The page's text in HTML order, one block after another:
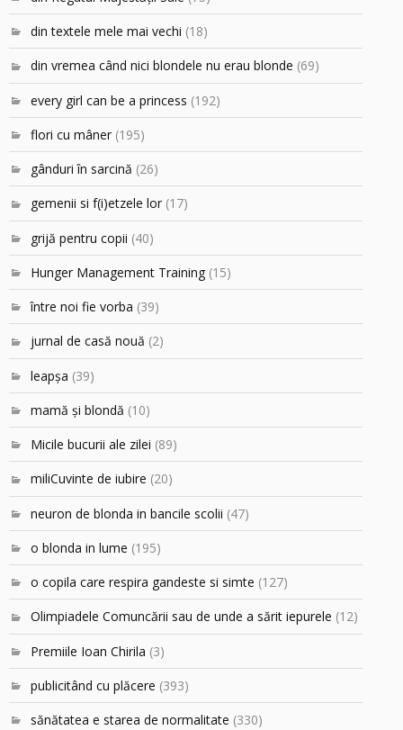
din textele mele mai vechi (18)
din vremea când nici blondele nu erau blonde (69)
every girl can be a princess (192)
flori cu mâner (195)
gânduri în sarcină (26)
gemenii si f(i)etzele lor (17)
grijă pentru copii (40)
Hunger Management Training (15)
între noi fie vorba (39)
jurnal de casă nouă (2)
leapşa (39)
mamă şi blondă (10)
Micile bucurii ale zilei (89)
miliCuvinte de iubire (20)
neuron de blonda in bancile scolii (47)
o blonda in lume (195)
o copila care respira gandeste si simte (127)
Olimpiadele Comuncării sau de unde a sărit iepurele (12)
Premiile Ioan Chirila (3)
publicitând cu plăcere (393)
sănătatea e starea de normalitate (330)